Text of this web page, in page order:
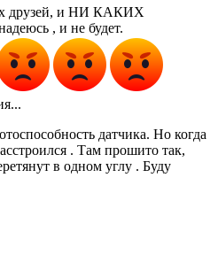
друзей, и НИ КАКИХ
, и не будет.
датчика. Но когда
. Там прошито так,
в одном углу . Буду